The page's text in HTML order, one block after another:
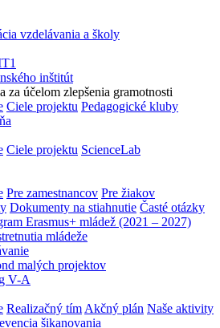
vzdelávania a školy
inštitút
za účelom zlepšenia gramotnosti
Ciele projektu Pedagogické kluby
Ciele projektu ScienceLab
Pre zamestnancov Pre žiakov
Dokumenty na stiahnutie Časté otázky
Erasmus+ mládež (2021 – 2027)
mládeže
malých projektov
V-A
Realizačný tím Akčný plán Naše aktivity
šikanovania